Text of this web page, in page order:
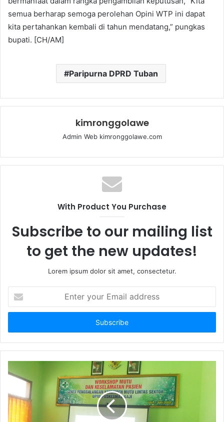
semua berharap semoga perolehan Opini WTP ini dapat
kita pertahankan kembali di tahun mendatang,” pungkas
bupati. [CH/AM]
Paripurna DPRD Tuban
kimronggolawe
Admin Web kimronggolawe.com
With Product You Purchase
Subscribe to our mailing list
to get the new updates!
Lorem ipsum dolor sit amet, consectetur.
t
r
y
r
m
a
i